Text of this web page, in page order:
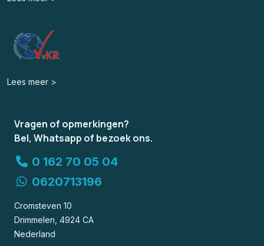
Lees meer >
Vragen of opmerkingen?
Bel, Whatsapp of bezoek ons.
0 162 70 05 04
0620713196
Cromsteven 10
Drimmelen, 4924 CA
Nederland